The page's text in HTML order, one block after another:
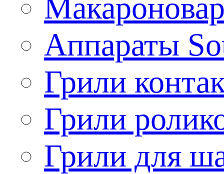
Аппараты
Грили
Грили
Грили для